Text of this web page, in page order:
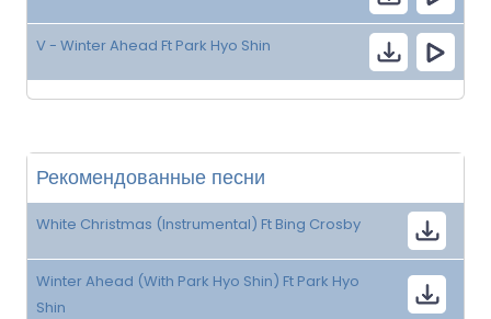
V - Winter Ahead Ft Park Hyo Shin
Рекомендованные песни
White Christmas (Instrumental) Ft Bing Crosby
Winter Ahead (With Park Hyo Shin) Ft Park Hyo
Shin